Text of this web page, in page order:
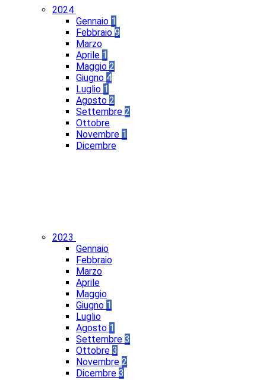
2024
Gennaio 1
Febbraio 9
Marzo
Aprile 1
Maggio 2
Giugno 4
Luglio 1
Agosto 2
Settembre 2
Ottobre
Novembre 1
Dicembre
2023
Gennaio
Febbraio
Marzo
Aprile
Maggio
Giugno 1
Luglio
Agosto 1
Settembre 3
Ottobre 3
Novembre 2
Dicembre 3